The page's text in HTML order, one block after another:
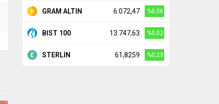
GRAM ALTIN 6.072,47 %0,56
BIST 100 13.747,63 %0,02
STERLİN 61,8259 %0,23